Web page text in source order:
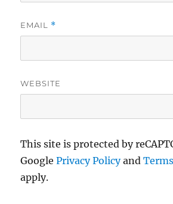
EMAIL *
WEBSITE
This site is protected by
GooglePrivacy Policyand
apply.